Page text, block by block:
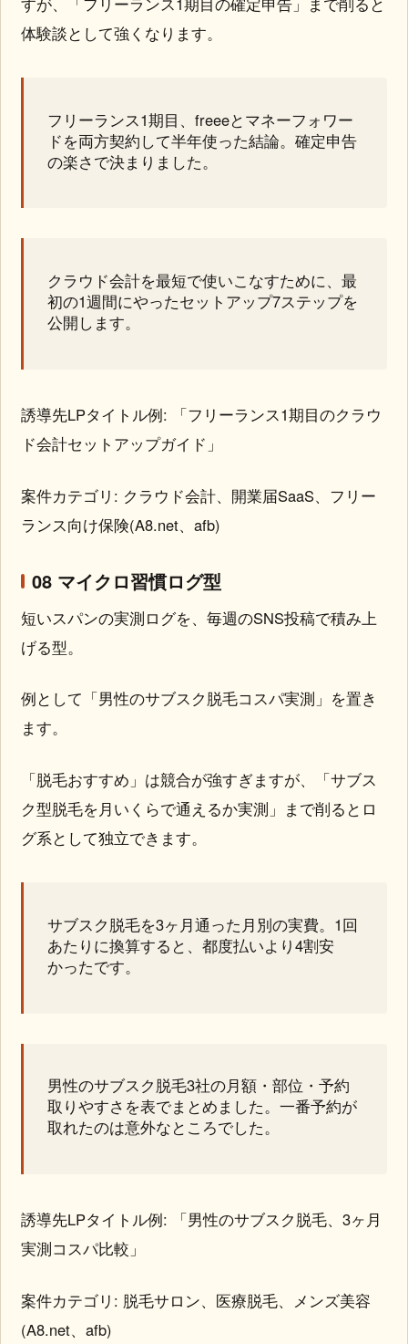
体験談として強くなります。
フリーランス1期目、freeeとマネーフォワー
ドを両方契約して半年使った結論。確定申告
の楽さで決まりました。
クラウド会計を最短で使いこなすために、最
初の1週間にやったセットアップ7ステップを
公開します。
誘導先LPタイトル例: 「フリーランス1期目のクラウ
ド会計セットアップガイド」
案件カテゴリ: クラウド会計、開業届SaaS、フリー
ランス向け保険(A8.net、afb)
08 マイクロ習慣ログ型
短いスパンの実測ログを、毎週のSNS投稿で積み上
げる型。
例として「男性のサブスク脱毛コスパ実測」を置き
ます。
「脱毛おすすめ」は競合が強すぎますが、「サブス
ク型脱毛を月いくらで通えるか実測」まで削るとロ
グ系として独立できます。
サブスク脱毛を3ヶ月通った月別の実費。1回
あたりに換算すると、都度払いより4割安
かったです。
男性のサブスク脱毛3社の月額・部位・予約
取りやすさを表でまとめました。一番予約が
取れたのは意外なところでした。
誘導先LPタイトル例: 「男性のサブスク脱毛、3ヶ月
実測コスパ比較」
案件カテゴリ: 脱毛サロン、医療脱毛、メンズ美容
(A8.net、afb)